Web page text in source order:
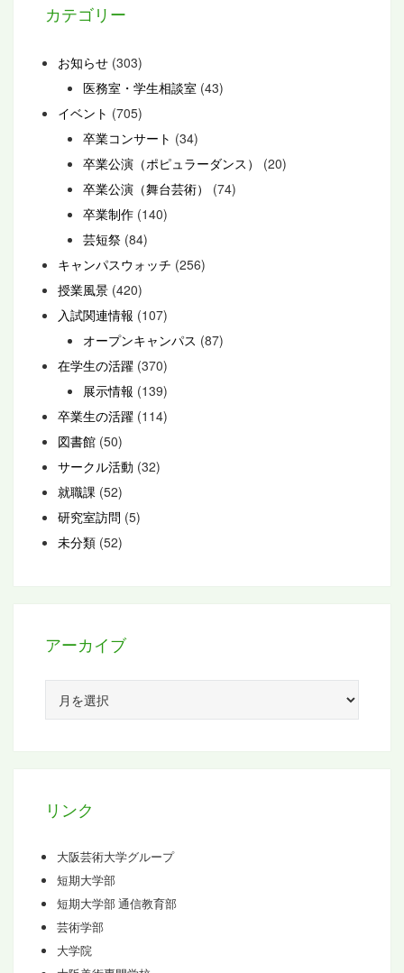
カテゴリー
お知らせ (303)
医務室・学生相談室 (43)
イベント (705)
卒業コンサート (34)
卒業公演（ポピュラーダンス）
(20)
卒業公演（舞台芸術）
(74)
卒業制作 (140)
芸短祭 (84)
キャンパスウォッチ (256)
授業風景 (420)
入試関連情報 (107)
オープンキャンパス (87)
在学生の活躍 (370)
展示情報 (139)
卒業生の活躍 (114)
図書館 (50)
サークル活動 (32)
就職課 (52)
研究室訪問 (5)
未分類 (52)
アーカイブ
カ
リンク
大阪芸術大学グループ
短期大学部
短期大学部 通信教育部
芸術学部
大学院